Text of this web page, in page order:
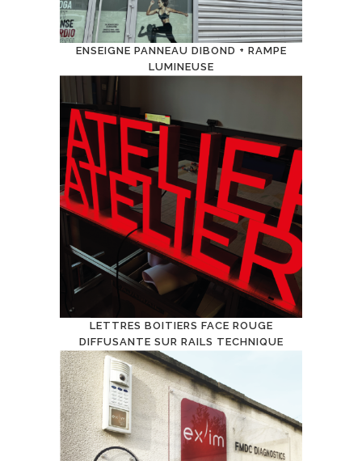
ENSEIGNE PANNEAU DIBOND + RAMPE
LUMINEUSE
LETTRES BOITIERS FACE ROUGE
DIFFUSANTE SUR RAILS TECHNIQUE